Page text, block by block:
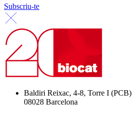
Subscriu-te
Baldiri Reixac, 4-8, Torre I (PCB)
08028 Barcelona